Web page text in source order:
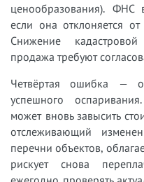
ценообразования). ФНС
если она отклоняется
Снижение
продажа требуют
Четвёртая ошибка —
успешного
может вновь завысить
отслеживающий
перечни объектов,
рискует снова